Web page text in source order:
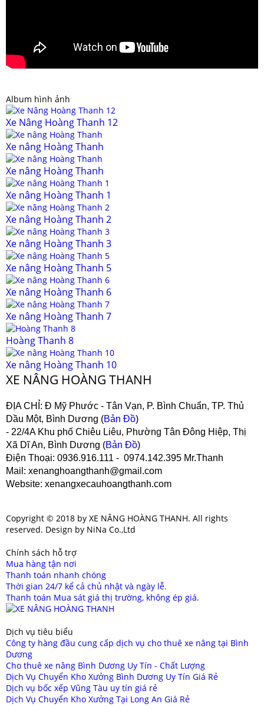
Album hình ảnh
Xe Nâng Hoàng Thanh 12
Xe nâng Hoàng Thanh
Xe nâng Hoàng Thanh
Xe nâng Hoàng Thanh 1
Xe nâng Hoàng Thanh 2
Xe nâng Hoàng Thanh 3
Xe nâng Hoàng Thanh 5
Xe nâng Hoàng Thanh 6
Xe nâng Hoàng Thanh 7
Hoàng Thanh 8
Xe nâng Hoàng Thanh 10
XE NÂNG HOÀNG THANH
ĐỊA CHỈ: Đ Mỹ Phước - Tân Vạn, P. Bình Chuẩn, TP. Thủ
Dầu Một, Bình Dương (Bản Đồ)
- 22/4A Khu phố Chiêu Liêu, Phường Tân Đông Hiệp, Thị
Xã Dĩ An, Bình Dương (Bản Đồ)
Điện Thoại: 0936.916.111 - 0974.142.395 Mr.Thanh
Mail : xenanghoangthanh@gmail.com
Website: xenangxecauhoangthanh.com
Copyright © 2018 by XE NÂNG HOÀNG THANH. All rights
reserved. Design by NiNa Co.,Ltd
Chính sách hỗ trợ
Mua hàng tận nơi
Thanh toán nhanh chóng
Thời gian 24/7 kể cả chủ nhật và ngày lễ.
Thanh toán Mua sát giá thị trường, không ép giá.
Dịch vụ tiêu biểu
Công ty hàng đầu cung cấp dịch vụ cho thuê xe nâng tại Bình
Dương
Cho thuê xe nâng Bình Dương Uy Tín - Chất Lượng
Dịch Vụ Chuyển Kho Xưởng Bình Dương Uy Tín Giá Rẻ
Dịch vụ bốc xếp Vũng Tàu uy tín giá rẻ
Dịch Vụ Chuyển Kho Xưởng Tại Long An Giá Rẻ